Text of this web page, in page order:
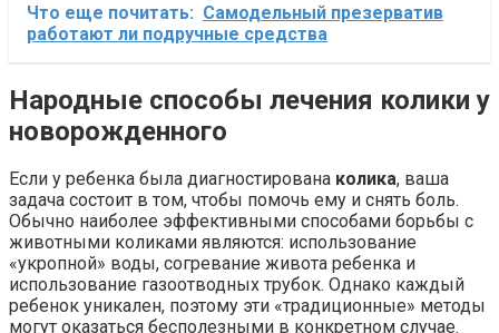
Что еще почитать: Самодельный презерватив
работают ли подручные средства
Народные способы лечения колики у
новорожденного
Если у ребенка была диагностирована колика, ваша
задача состоит в том, чтобы помочь ему и снять боль.
Обычно наиболее эффективными способами борьбы с
животными коликами являются: использование
«укропной» воды, согревание живота ребенка и
использование газоотводных трубок. Однако каждый
ребенок уникален, поэтому эти «традиционные» методы
могут оказаться бесполезными в конкретном случае.